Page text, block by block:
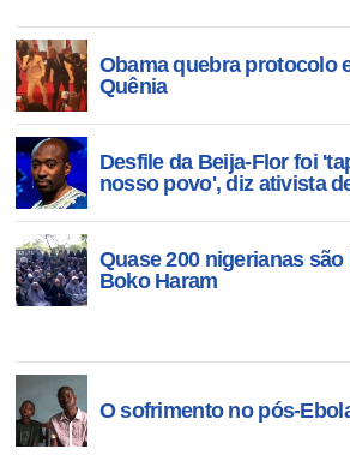
Obama quebra protocolo
Quênia
Desfile da Beija-Flor foi
nosso povo', diz ativista
Quase 200 nigerianas
Boko Haram
O sofrimento no pós-